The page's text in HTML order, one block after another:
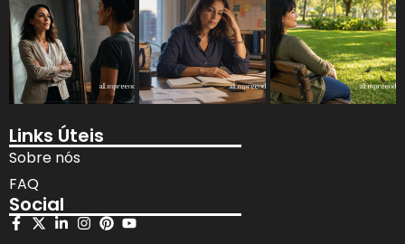
Links Úteis
Sobre nós
FAQ
Social